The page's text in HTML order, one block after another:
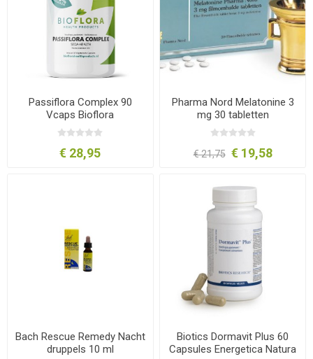
Passiflora Complex 90
Vcaps Bioflora
€ 28,95
Pharma Nord Melatonine 3
mg 30 tabletten
€ 21,75 € 19,58
Bach Rescue Remedy Nacht
druppels 10 ml
Biotics Dormavit Plus 60
Capsules Energetica Natura